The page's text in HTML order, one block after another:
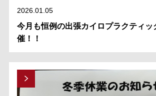
2026.01.05
今月も恒例の出張カイロプラクティッ
催！！